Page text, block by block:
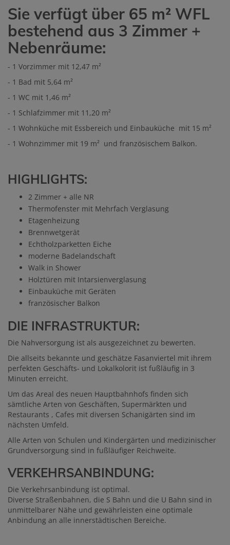
Sie verfügt über 65 m² WFL
bestehend aus 3 Zimmer +
Nebenräume:
- 1 Vorzimmer mit 12,47 m²
- 1 Bad mit 5,64 m²
- 1 WC mit 1,46 m²
- 1 Schlafzimmer mit 11,20 m²
- 1 Wohnküche mit Essbereich und Einbauküche mit 15 m²
- 1 Wohnzimmer mit 19 m² und französischem Balkon.
HIGHLIGHTS:
2 Zimmer + alle NR
Thermofenster mit Mehrfach Verglasung
Etagenheizung
Brennwetgerät
Echtholzparketten Eiche
moderne Badelandschaft
Walk in Shower
Holztüren mit Intarsienverglasung
Einbauküche mit Geräten
französischer Balkon
DIE INFRASTRUKTUR:
Die Nahversorgung ist als ausgezeichnet zu bewerten.
Die allseits bekannte und geschätze Fasanviertel mit ihrem
perfekten Geschäfts- und Lokalkolorit ist fußläufig in 3
Minuten erreicht.
Um das Areal des neuen Hauptbahnhofs finden sich
sämtliche Arten von Geschäften, Supermärkten und
Restaurants , Cafes mit diversen Schanigärten sind im
nächsten Umfeld.
Alle Arten von Schulen und Kindergärten und medizinischer
Grundversorgung sind in fußläufiger Reichweite.
VERKEHRSANBINDUNG:
Die Verkehrsanbindung ist optimal.
Diverse Straßenbahnen, die S Bahn und die U Bahn sind in
unmittelbarer Nähe und gewährleisten eine optimale
Anbindung an alle innerstädtischen Bereiche.